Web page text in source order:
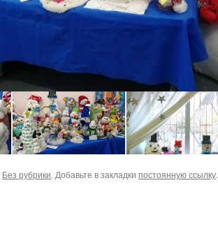
Без рубрики. Добавьте в закладки постоянную ссылку.